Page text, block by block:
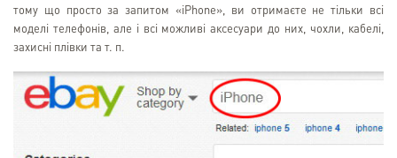
тому що просто за запитом «iPhone», ви отримаєте не тільки всі
моделі телефонів, але і всі можливі аксесуари до них, чохли, кабелі,
захисні плівки та т. п.